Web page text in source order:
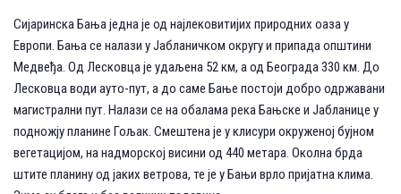
Сијаринска Бања једна је од најлековитијих природних оаза у
Европи. Бања се налази у Јабланичком округу и припада општини
Медвеђа. Од Лесковца је удаљена 52 км, а од Београда 330 км. До
Лесковца води ауто-пут, а до саме Бање постоји добро одржавани
магистрални пут. Налази се на обалама река Бањске и Јабланице у
подножју планине Гољак. Смештена је у клисури окруженој бујном
вегетацијом, на надморској висини од 440 метара. Околна брда
штите планину од јаких ветрова, те је у Бањи врло пријатна клима.